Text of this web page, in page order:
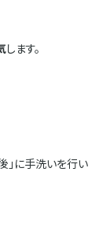
します。
」に手洗いを行い